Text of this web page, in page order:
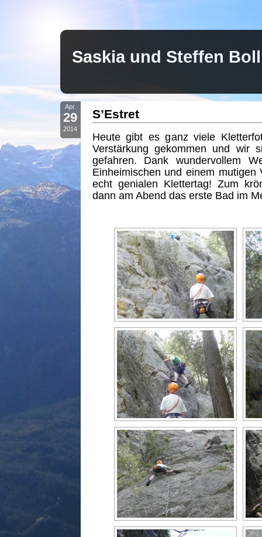
Saskia und Steffen
Apr.
29
2014
S’Estret
Heute gibt es ganz viele
Verstärkung gekommen und wir
gefahren. Dank wundervollem
Einheimischen und einem mutigen
echt genialen Klettertag! Zum
dann am Abend das erste Bad im